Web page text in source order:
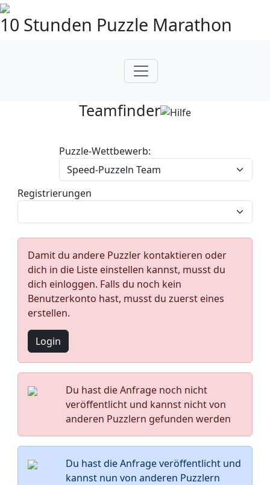
10 Stunden Puzzle Marathon
Teamfinder
Puzzle-Wettbewerb:
Registrierungen
Damit du andere Puzzler kontaktieren oder
dich in die Liste einstellen kannst, musst du
dich einloggen. Falls du noch kein
Benutzerkonto hast, musst du zuerst eines
erstellen.
Login
Du hast die Anfrage noch nicht
veröffentlicht und kannst nicht von
anderen Puzzlern gefunden werden
Du hast die Anfrage veröffentlicht und
kannst nun von anderen Puzzlern